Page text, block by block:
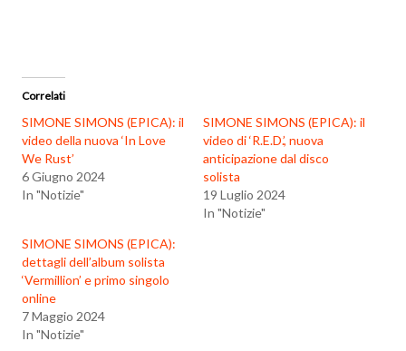
Correlati
SIMONE SIMONS (EPICA): il
video della nuova ‘In Love
We Rust’
6 Giugno 2024
In "Notizie"
SIMONE SIMONS (EPICA): il
video di ‘R.E.D.’, nuova
anticipazione dal disco
solista
19 Luglio 2024
In "Notizie"
SIMONE SIMONS (EPICA):
dettagli dell’album solista
‘Vermillion’ e primo singolo
online
7 Maggio 2024
In "Notizie"